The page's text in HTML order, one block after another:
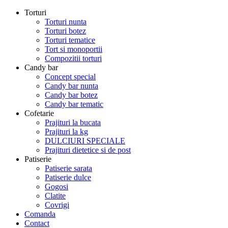
Torturi
Torturi nunta
Torturi botez
Torturi tematice
Tort si monoportii
Compozitii torturi
Candy bar
Concept special
Candy bar nunta
Candy bar botez
Candy bar tematic
Cofetarie
Prajituri la bucata
Prajituri la kg
DULCIURI SPECIALE
Prajituri dietetice si de post
Patiserie
Patiserie sarata
Patiserie dulce
Gogosi
Clatite
Covrigi
Comanda
Contact